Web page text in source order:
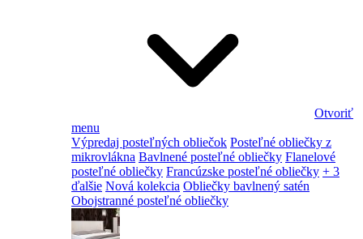
Otvoriť
menu
Výpredaj posteľných obliečok Posteľné obliečky z
mikrovlákna Bavlnené posteľné obliečky Flanelové
posteľné obliečky Francúzske posteľné obliečky + 3
ďalšie Nová kolekcia Obliečky bavlnený satén
Obojstranné posteľné obliečky